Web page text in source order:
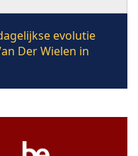
evolutie
Der Wielen in